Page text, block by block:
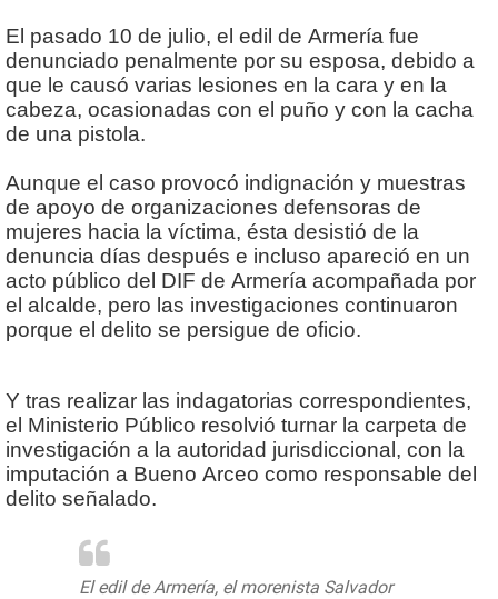
El pasado 10 de julio, el edil de Armería fue
denunciado penalmente por su esposa, debido a
que le causó varias lesiones en la cara y en la
cabeza, ocasionadas con el puño y con la cacha
de una pistola.
Aunque el caso provocó indignación y muestras
de apoyo de organizaciones defensoras de
mujeres hacia la víctima, ésta desistió de la
denuncia días después e incluso apareció en un
acto público del DIF de Armería acompañada por
el alcalde, pero las investigaciones continuaron
porque el delito se persigue de oficio.
Y tras realizar las indagatorias correspondientes,
el Ministerio Público resolvió turnar la carpeta de
investigación a la autoridad jurisdiccional, con la
imputación a Bueno Arceo como responsable del
delito señalado.
El edil de Armería, el morenista Salvador